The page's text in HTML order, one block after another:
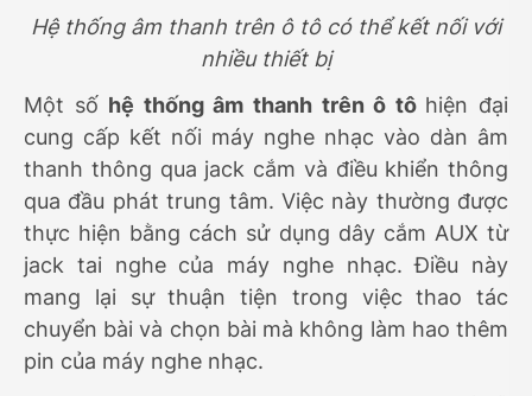
Hệ thống âm thanh trên ô tô có thể kết nối với
nhiều thiết bị
Một số hệ thống âm thanh trên ô tô hiện đại
cung cấp kết nối máy nghe nhạc vào dàn âm
thanh thông qua jack cắm và điều khiển thông
qua đầu phát trung tâm. Việc này thường được
thực hiện bằng cách sử dụng dây cắm AUX từ
jack tai nghe của máy nghe nhạc. Điều này
mang lại sự thuận tiện trong việc thao tác
chuyển bài và chọn bài mà không làm hao thêm
pin của máy nghe nhạc.